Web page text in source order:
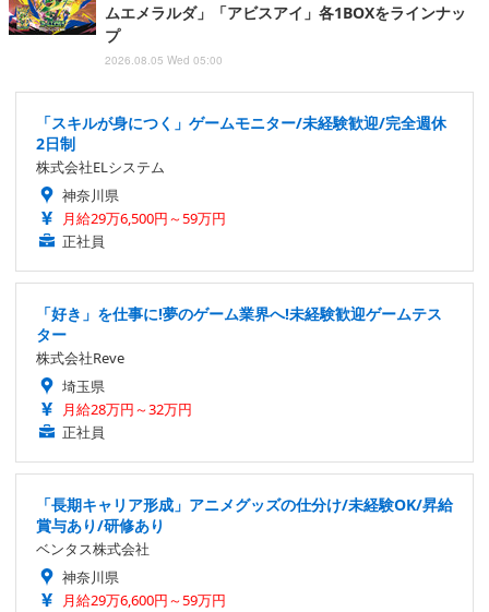
ムエメラルダ」「アビスアイ」各1BOXをラインナッ
プ
2026.08.05 Wed 05:00
「スキルが身につく」ゲームモニター/未経験歓迎/完全週休
2日制
株式会社ELシステム
神奈川県
月給29万6,500円～59万円
正社員
「好き」を仕事に!夢のゲーム業界へ!未経験歓迎ゲームテス
ター
株式会社Reve
埼玉県
月給28万円～32万円
正社員
「長期キャリア形成」アニメグッズの仕分け/未経験OK/昇給
賞与あり/研修あり
ベンタス株式会社
神奈川県
月給29万6,600円～59万円